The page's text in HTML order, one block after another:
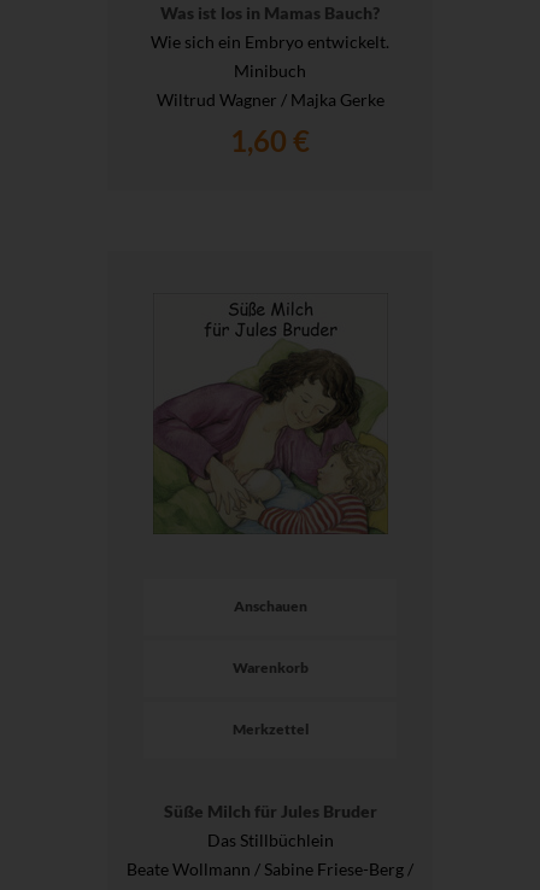
Was ist los in Mamas Bauch?
Wie sich ein Embryo entwickelt.
Minibuch
Wiltrud Wagner / Majka Gerke
1,60 €
Anschauen
Warenkorb
Merkzettel
Süße Milch für Jules Bruder
Das Stillbüchlein
Beate Wollmann / Sabine Friese-Berg /